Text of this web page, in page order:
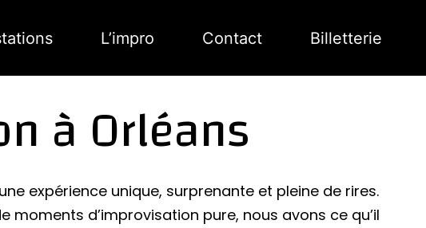
L’impro Contact Billetterie
à Orléans
expérience unique, surprenante et pleine de rires.
d’improvisation pure, nous avons ce qu’il